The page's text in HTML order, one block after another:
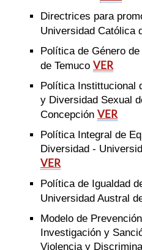
Directrices para
Universidad Católica
Política de Género
de TemucoVER
Política Instittucional
y Diversidad Sexual
ConcepciónVER
Política Integral de
Diversidad -
VER
Política de Igualdad
Universidad Austral
Modelo de
Investigación y
Violencia y